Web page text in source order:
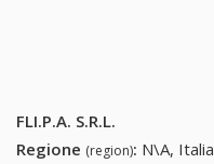
FLI.P.A. S.R.L.
Regione (region): N\A, Italia